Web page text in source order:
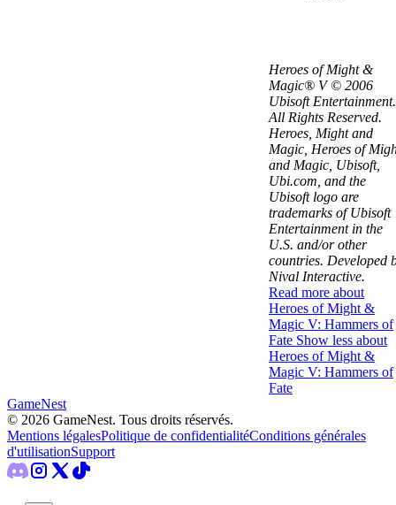
Heroes of Might &
Magic® V © 2006
Ubisoft Entertainment.
All Rights Reserved.
Heroes, Might and
Magic, Heroes of
and Magic, Ubisoft,
Ubi.com, and the
Ubisoft logo are
trademarks of Ubisoft
Entertainment in the
U.S. and/or other
countries. Developed
Nival Interactive.
Read more about
Heroes of Might &
Magic V: Hammers of
Fate Show less about
Heroes of Might &
Magic V: Hammers of
Fate
GameNest
© 2026 GameNest. Tous droits réservés.
Mentions légalesPolitique de confidentialitéConditions générales
d'utilisationSupport